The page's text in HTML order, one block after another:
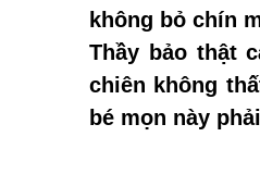
không bỏ chín
Thầy bảo thật
chiên không
bé mọn này